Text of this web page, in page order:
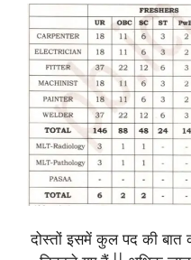
दोस्तों इसमें कुल पद की